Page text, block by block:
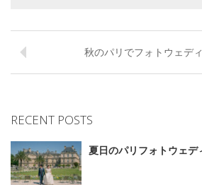
秋のパリでフォトウェデ
RECENT POSTS
夏日のパリフォトウェデ